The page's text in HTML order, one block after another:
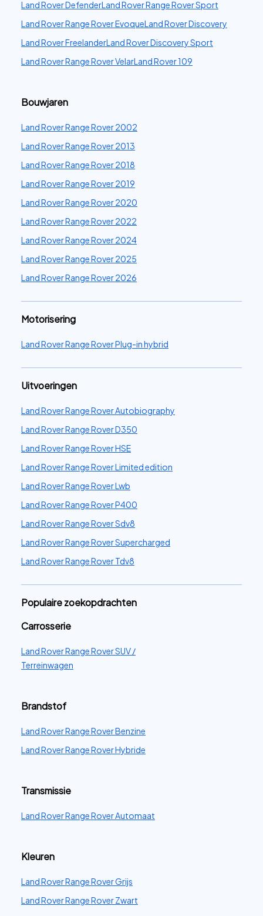
Land Rover DefenderLand Rover Range Rover Sport
Land Rover Range Rover EvoqueLand Rover Discovery
Land Rover FreelanderLand Rover Discovery Sport
Land Rover Range Rover VelarLand Rover 109
Bouwjaren
Land Rover Range Rover 2002
Land Rover Range Rover 2013
Land Rover Range Rover 2018
Land Rover Range Rover 2019
Land Rover Range Rover 2020
Land Rover Range Rover 2022
Land Rover Range Rover 2024
Land Rover Range Rover 2025
Land Rover Range Rover 2026
Motorisering
Land Rover Range Rover Plug-in hybrid
Uitvoeringen
Land Rover Range Rover Autobiography
Land Rover Range Rover D350
Land Rover Range Rover HSE
Land Rover Range Rover Limited edition
Land Rover Range Rover Lwb
Land Rover Range Rover P400
Land Rover Range Rover Sdv8
Land Rover Range Rover Supercharged
Land Rover Range Rover Tdv8
Populaire zoekopdrachten
Carrosserie
Land Rover Range Rover SUV /
Terreinwagen
Brandstof
Land Rover Range Rover Benzine
Land Rover Range Rover Hybride
Transmissie
Land Rover Range Rover Automaat
Kleuren
Land Rover Range Rover Grijs
Land Rover Range Rover Zwart